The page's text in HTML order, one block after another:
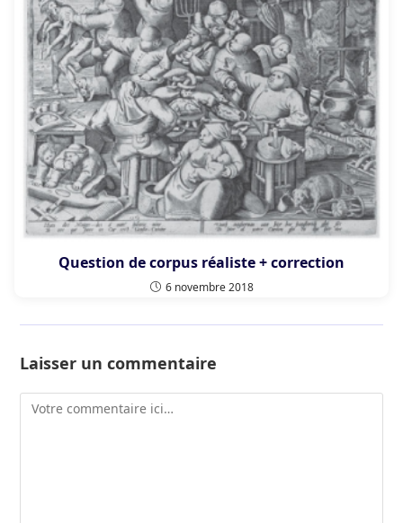
Question de corpus réaliste + correction
6 novembre 2018
Laisser un commentaire
Comment